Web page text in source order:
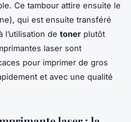
Ce tambour attire ensuite le
qui est ensuite transféré
l’utilisation de toner plutôt
laser sont
pour imprimer de gros
et avec une qualité